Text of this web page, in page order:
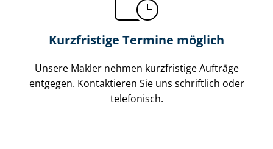
Kurzfristige Termine möglich
Unsere Makler nehmen kurzfristige Aufträge
entgegen. Kontaktieren Sie uns schriftlich oder
telefonisch.